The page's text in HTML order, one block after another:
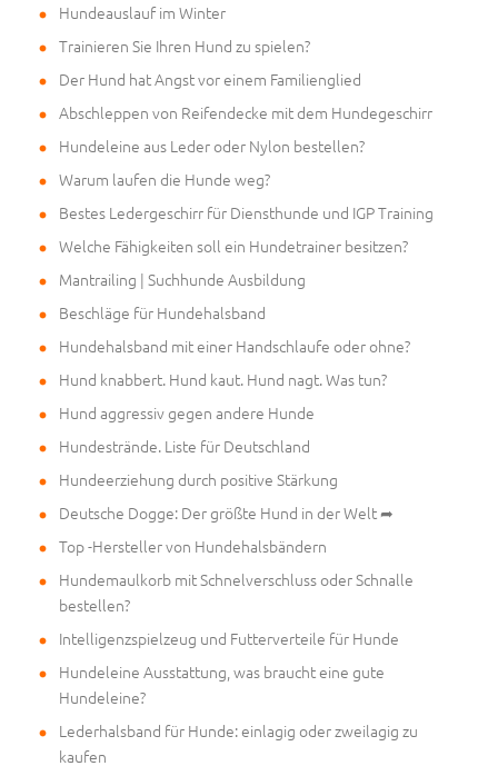
Hundeauslauf im Winter
Trainieren Sie Ihren Hund zu spielen?
Der Hund hat Angst vor einem Familienglied
Abschleppen von Reifendecke mit dem Hundegeschirr
Hundeleine aus Leder oder Nylon bestellen?
Warum laufen die Hunde weg?
Bestes Ledergeschirr für Diensthunde und IGP Training
Welche Fähigkeiten soll ein Hundetrainer besitzen?
Mantrailing | Suchhunde Ausbildung
Beschläge für Hundehalsband
Hundehalsband mit einer Handschlaufe oder ohne?
Hund knabbert. Hund kaut. Hund nagt. Was tun?
Hund aggressiv gegen andere Hunde
Hundestrände. Liste für Deutschland
Hundeerziehung durch positive Stärkung
Deutsche Dogge: Der größte Hund in der Welt ➦
Top -Hersteller von Hundehalsbändern
Hundemaulkorb mit Schnelverschluss oder Schnalle
bestellen?
Intelligenzspielzeug und Futterverteile für Hunde
Hundeleine Ausstattung, was braucht eine gute
Hundeleine?
Lederhalsband für Hunde: einlagig oder zweilagig zu
kaufen